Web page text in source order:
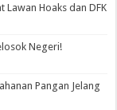
Hoaks dan DFK
Negeri!
Pangan Jelang